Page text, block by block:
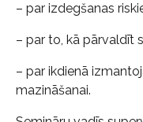
– par izdegšanas
– par to, kā pārvaldīt
– par ikdienā
mazināšanai.